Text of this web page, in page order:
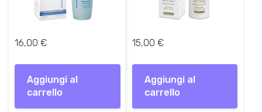
16,00 €
Aggiungi al
carrello
15,00 €
Aggiungi al
carrello